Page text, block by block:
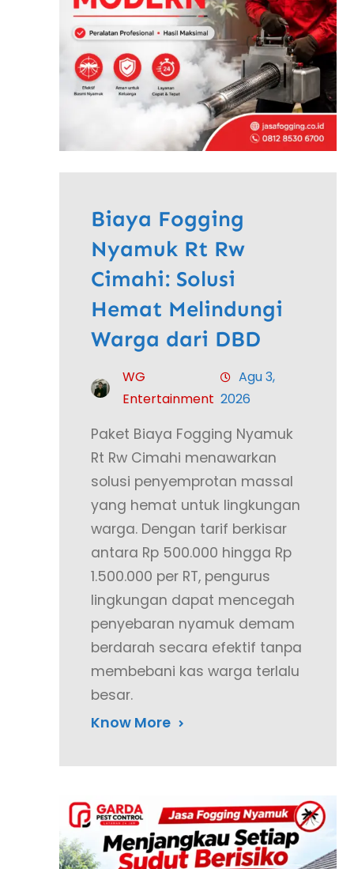
Biaya Fogging
Nyamuk Rt Rw
Cimahi: Solusi
Hemat Melindungi
Warga dari DBD
WG
Entertainment
Agu 3,
2026
Paket Biaya Fogging Nyamuk
Rt Rw Cimahi menawarkan
solusi penyemprotan massal
yang hemat untuk lingkungan
warga. Dengan tarif berkisar
antara Rp 500.000 hingga Rp
1.500.000 per RT, pengurus
lingkungan dapat mencegah
penyebaran nyamuk demam
berdarah secara efektif tanpa
membebani kas warga terlalu
besar.
Know More